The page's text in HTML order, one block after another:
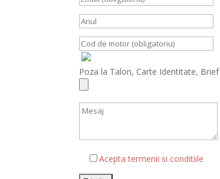
Poza la Talon, Carte Identitate, Brief
Acepta termenii si conditiile